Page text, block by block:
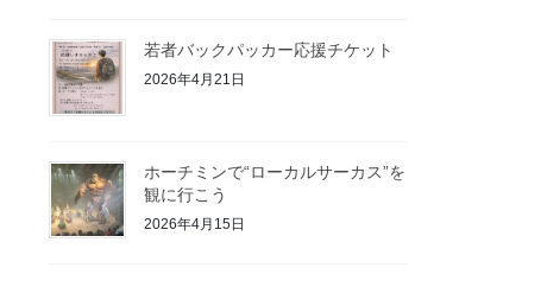
若者バックパッカー応援チケット
2026年4月21日
ホーチミンで“ローカルサーカス”を
観に行こう
2026年4月15日